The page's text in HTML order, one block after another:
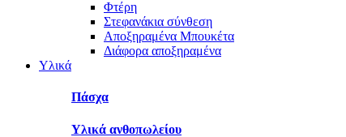
Φτέρη
Στεφανάκια σύνθεση
Αποξηραμένα Μπουκέτα
Διάφορα αποξηραμένα
Υλικά
Πάσχα
Υλικά ανθοπωλείου